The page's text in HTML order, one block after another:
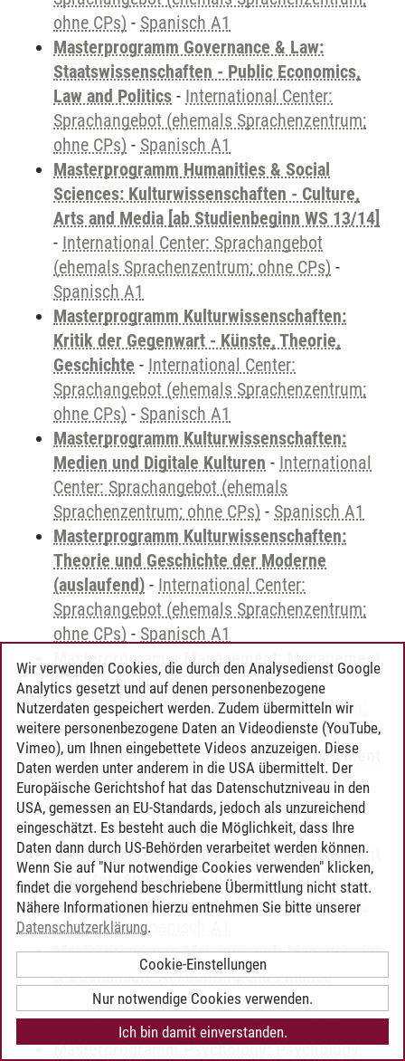
ohne CPs) - Spanisch A1
Masterprogramm Governance & Law:
Staatswissenschaften - Public Economics,
Law and Politics - International Center:
Sprachangebot (ehemals Sprachenzentrum;
ohne CPs) - Spanisch A1
Masterprogramm Humanities & Social
Sciences: Kulturwissenschaften - Culture,
Arts and Media [ab Studienbeginn WS 13/14]
- International Center: Sprachangebot
(ehemals Sprachenzentrum; ohne CPs) -
Spanisch A1
Masterprogramm Kulturwissenschaften:
Kritik der Gegenwart - Künste, Theorie,
Geschichte - International Center:
Sprachangebot (ehemals Sprachenzentrum;
ohne CPs) - Spanisch A1
Masterprogramm Kulturwissenschaften:
Medien und Digitale Kulturen - International
Center: Sprachangebot (ehemals
Sprachenzentrum; ohne CPs) - Spanisch A1
Masterprogramm Kulturwissenschaften:
Theorie und Geschichte der Moderne
(auslaufend) - International Center:
Sprachangebot (ehemals Sprachenzentrum;
ohne CPs) - Spanisch A1
Masterprogramm Management: Management
& Data Science-International Center:
Sprachangebot (ehemals Sprachenzentrum;
ohne CPs)-Spanisch A1
Masterprogramm Management: Management
& Engineering-International Center:
Sprachangebot (ehemals Sprachenzentrum;
ohne CPs)-Spanisch A1
Masterprogramm Management: Management
& Entrepreneurship-International Center:
Sprachangebot (ehemals Sprachenzentrum;
ohne CPs)-Spanisch A1
Masterprogramm Management: Management
& Sustainable Accounting and Finance-
International Center: Sprachangebot (ehemals
Sprachenzentrum; ohne CPs)-Spanisch A1
Masterprogramm Psychology: Psychology
Wir verwenden Cookies, die durch den Analysedienst Google
Analytics gesetzt und auf denen personenbezogene
Nutzerdaten gespeichert werden. Zudem übermitteln wir
weitere personenbezogene Daten an Videodienste (YouTube,
Vimeo), um Ihnen eingebettete Videos anzuzeigen. Diese
Daten werden unter anderem in die USA übermittelt. Der
Europäische Gerichtshof hat das Datenschutzniveau in den
USA, gemessen an EU-Standards, jedoch als unzureichend
eingeschätzt. Es besteht auch die Möglichkeit, dass Ihre
Daten dann durch US-Behörden verarbeitet werden können.
Wenn Sie auf "Nur notwendige Cookies verwenden" klicken,
findet die vorgehend beschriebene Übermittlung nicht statt.
Nähere Informationen hierzu entnehmen Sie bitte unserer
Datenschutzerklärung.
Cookie-Einstellungen
Nur notwendige Cookies verwenden.
Ich bin damit einverstanden.